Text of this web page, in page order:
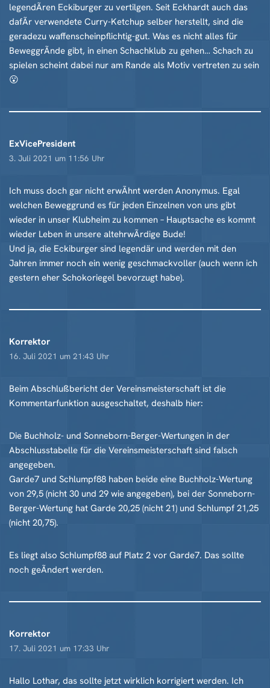
legendÃren Eckiburger zu vertilgen. Seit Eckhardt auch das
dafÃr verwendete Curry-Ketchup selber herstellt, sind die
geradezu waffenscheinpflichtig-gut. Was es nicht alles für
BeweggrÃnde gibt, in einen Schachklub zu gehen… Schach zu
spielen scheint dabei nur am Rande als Motiv vertreten zu sein
😮
ExVicePresident
3. Juli 2021 um 11:56 Uhr
Ich muss doch gar nicht erwÃhnt werden Anonymus. Egal
welchen Beweggrund es für jeden Einzelnen von uns gibt
wieder in unser Klubheim zu kommen – Hauptsache es kommt
wieder Leben in unsere altehrwÃrdige Bude!
Und ja, die Eckiburger sind legendär und werden mit den
Jahren immer noch ein wenig geschmackvoller (auch wenn ich
gestern eher Schokoriegel bevorzugt habe).
Korrektor
16. Juli 2021 um 21:43 Uhr
Beim Abschlußbericht der Vereinsmeisterschaft ist die
Kommentarfunktion ausgeschaltet, deshalb hier:
Die Buchholz- und Sonneborn-Berger-Wertungen in der
Abschlusstabelle für die Vereinsmeisterschaft sind falsch
angegeben.
Garde7 und Schlumpf88 haben beide eine Buchholz-Wertung
von 29,5 (nicht 30 und 29 wie angegeben), bei der Sonneborn-
Berger-Wertung hat Garde 20,25 (nicht 21) und Schlumpf 21,25
(nicht 20,75).
Es liegt also Schlumpf88 auf Platz 2 vor Garde7. Das sollte
noch geÃndert werden.
Korrektor
17. Juli 2021 um 17:33 Uhr
Hallo Lothar, das sollte jetzt wirklich korrigiert werden. Ich